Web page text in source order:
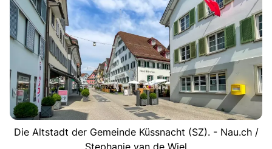
Die Altstadt der Gemeinde Küssnacht (SZ). - Nau.ch /
Stephanie van de Wiel